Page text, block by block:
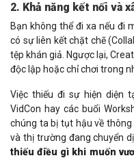
2. Khả năng kết nối và
Bạn không thể đi xa nếu đi
có sự liên kết chặt chẽ
tệp khán giả. Ngược lại,
độc lập hoặc chỉ chơi trong
Việc thiếu đi sự hiện diện
VidCon hay các buổi
chúng ta bị tụt hậu về
và thị trường đang chuyển
thiếu điều gì khi muốn